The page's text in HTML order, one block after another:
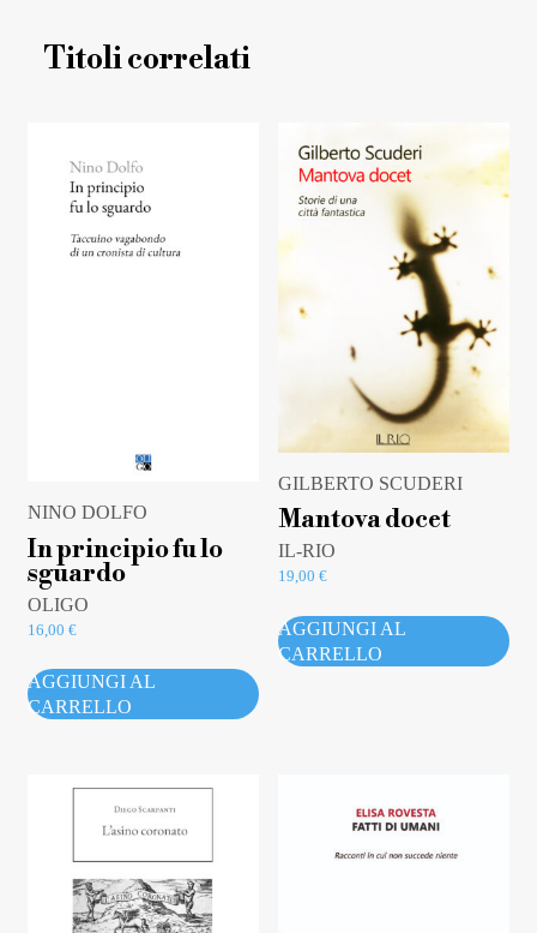
Titoli correlati
NINO DOLFO
In principio fu lo
sguardo
OLIGO
16,00 €
AGGIUNGI AL
CARRELLO
GILBERTO SCUDERI
Mantova docet
IL-RIO
19,00€
AGGIUNGI AL
CARRELLO